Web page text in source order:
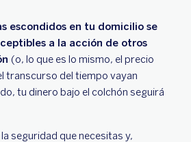
escondidos en tu domicilio se
a la acción de otros
(o, lo que es lo mismo, el precio
transcurso del tiempo vayan
tu dinero bajo el colchón seguirá
seguridad que necesitas y,